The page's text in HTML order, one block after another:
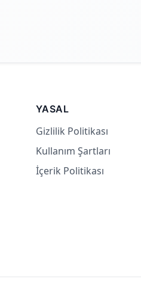
YASAL
Gizlilik Politikası
Kullanım Şartları
İçerik Politikası